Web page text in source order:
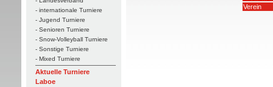
- internationale Turniere
- Jugend Turniere
- Senioren Turniere
- Snow-Volleyball Turniere
- Sonstige Turniere
- Mixed Turniere
Aktuelle Turniere
Laboe
Verein